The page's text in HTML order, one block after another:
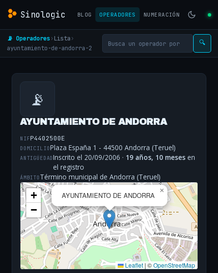
Sinologic BLOG OPERADORES NUMERACIÓN
📡 Operadores› Lista›
ayuntamiento-de-andorra-2
🔍
📡
AYUNTAMIENTO DE ANDORRA
NIFP4402500E
DOMICILIOPlaza España 1 - 44500 Andorra (Teruel)
ANTIGÜEDADInscrito el 20/09/2006 · 19 años, 10 meses en
el registro
ÁMBITO Término municipal de Andorra (Teruel)
AYUNTAMIENTO DE ANDORRA
×
+
−
Leaflet | ©OpenStreetMap